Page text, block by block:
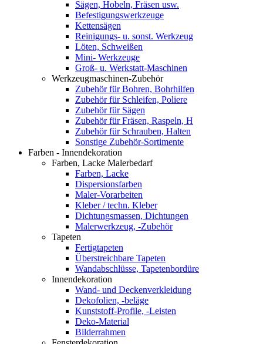
Sägen, Hobeln, Fräsen usw.
Befestigungswerkzeuge
Kettensägen
Reinigungs- u. sonst. Werkzeug
Löten, Schweißen
Mini- Werkzeuge
Groß- u. Werkstatt-Maschinen
Werkzeugmaschinen-Zubehör
Zubehör für Bohren, Bohrhilfen
Zubehör für Schleifen, Poliere
Zubehör für Sägen
Zubehör für Fräsen, Raspeln, H
Zubehör für Schrauben, Halten
Sonstige Zubehör-Sortimente
Farben - Innendekoration
Farben, Lacke Malerbedarf
Farben, Lacke
Dispersionsfarben
Maler-Vorarbeiten
Kleber / techn. Kleber
Dichtungsmassen, Dichtungen
Malerwerkzeug, -Zubehör
Tapeten
Fertigtapeten
Überstreichbare Tapeten
Wandabschlüsse, Tapetenbordüre
Innendekoration
Wand- und Deckenverkleidung
Dekofolien, -beläge
Kunststoff-Profile, -Leisten
Deko-Material
Bilderrahmen